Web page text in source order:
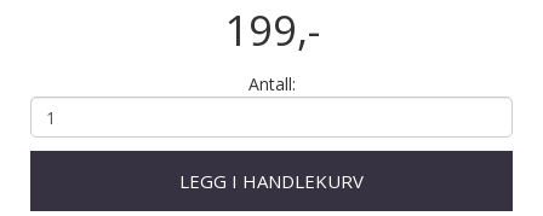
199,-
Antall:
LEGG I HANDLEKURV